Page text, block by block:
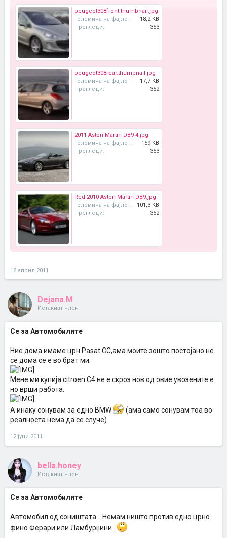
peugeot308front.thumbnail.jpg
Големина на фајлот:
18,2 KB
Прегледи:
353
peugeot308rear.thumbnail.jpg
Големина на фајлот:
17,7 KB
Прегледи:
352
2011-Aston-Martin-DB9-4.jpg
Големина на фајлот:
159 KB
Прегледи:
353
Red-2010-Aston-Martin-DB9.jpg
Големина на фајлот:
101,3 KB
Прегледи:
352
18 април 2011
Dejana.M
Истакнат член
Се за Автомобилите
Ние дома имаме црн Pasat CC,ама моите зошто постојано не
се дома се е во брат ми:
Мене ми купија citroen C4 не е скроз нов од овие увозените е
но врши работа:
A инаку сонувам за едно BMW
(ама само сонувам тоа во
реалноста нема да се случе)
12 јуни 2011
bella.honey
Истакнат член
Се за Автомобилите
Автомобил од соништата... Немам ништо против едно црно
фино Ферари или Ламбурџини..